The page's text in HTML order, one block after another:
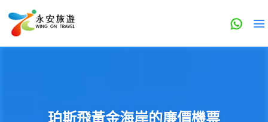
珀斯飛黃金海岸的廉價機票